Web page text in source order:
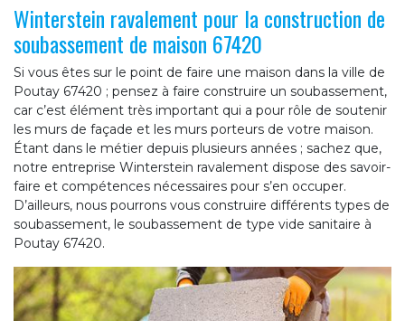
Winterstein ravalement pour la construction de
soubassement de maison 67420
Si vous êtes sur le point de faire une maison dans la ville de
Poutay 67420 ; pensez à faire construire un soubassement,
car c’est élément très important qui a pour rôle de soutenir
les murs de façade et les murs porteurs de votre maison.
Étant dans le métier depuis plusieurs années ; sachez que,
notre entreprise Winterstein ravalement dispose des savoir-
faire et compétences nécessaires pour s’en occuper.
D’ailleurs, nous pourrons vous construire différents types de
soubassement, le soubassement de type vide sanitaire à
Poutay 67420.